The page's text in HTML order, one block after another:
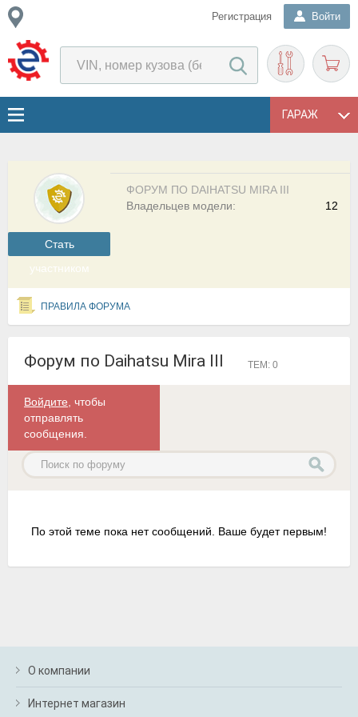
Регистрация Войти
ГАРАЖ
Cтать
участником
ФОРУМ ПО DAIHATSU MIRA III
12
Владельцев модели:
ПРАВИЛА ФОРУМА
Форум по Daihatsu Mira III ТЕМ: 0
Войдите , чтобы
отправлять
сообщения.
По этой теме пока нет сообщений. Ваше будет первым!
О компании
Интернет магазин